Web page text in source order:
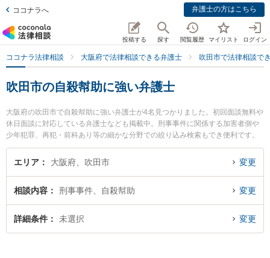
ココナラへ 弁護士の方はこちら
投稿する 探す 閲覧履歴 マイリスト ログイン
ココナラ法律相談 大阪府で法律相談できる弁護士 吹田市で法律相談で
吹田市の自殺幇助に強い弁護士
大阪府の吹田市で自殺幇助に強い弁護士が4名見つかりました。初回面談無料や
休日面談に対応している弁護士なども掲載中。刑事事件に関係する加害者側や
少年犯罪、再犯・前科あり等の細かな分野での絞り込み検索もでき便利です。
特に大永法律事務所の大永 祐希弁護士やクラルス法律会計事務所の久保 勇二弁
護士、吹田総合法律事務所の木村 栄作弁護士のプロフィール情報や弁護士費
豊富な近くの弁護士を検索したい』『初回相談無料で自殺幇助を法律相談でき
る吹田市内の弁護士に相談予約したい』などでお困りの相談者さんにおすすめ
です。
エリア 大阪府、吹田市 変更
相談内容 刑事事件、自殺幇助 変更
詳細条件 未選択 変更